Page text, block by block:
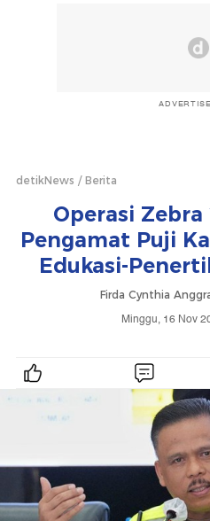
detikNews Berita
Operasi Zebra
Pengamat Puji
Edukasi-
Firda Cynthia
Minggu, 16 Nov